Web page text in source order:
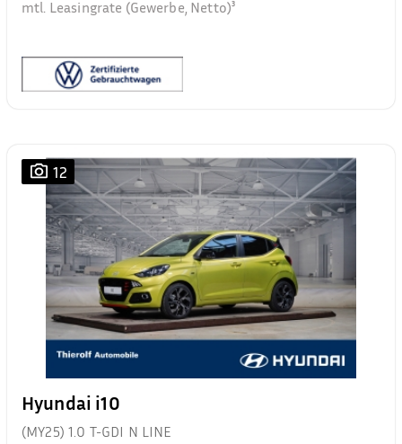
mtl. Leasingrate (Gewerbe, Netto)³
12
Hyundai i10
(MY25) 1.0 T-GDI N LINE